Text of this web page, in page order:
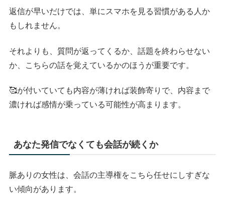
返信が早いだけでは、単にスマホを見る習慣がある人か
もしれません。
それよりも、質問が返ってくるか、話題を終わらせない
か、こちらの話を覚えているかのほうが重要です。
🥰が付いていても内容が薄ければ装飾寄りで、内容まで
濃ければ感情が乗っている可能性が高まります。
あなた発信でなくても会話が続くか
脈ありの女性は、会話の主導権をこちら任せにしすぎな
い傾向があります。